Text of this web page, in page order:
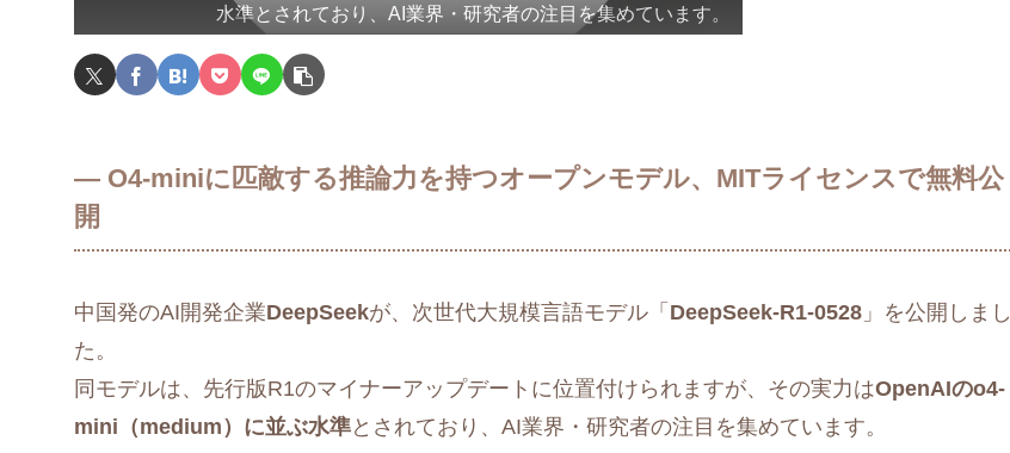
水準とされており、AI業界・研究者の注目を集めています。
― O4-miniに匹敵する推論力を持つオープンモデル、MITライセンスで無料公
開
中国発のAI開発企業DeepSeekが、次世代大規模言語モデル「 DeepSeek-R1-0528」を公開しまし
た。
同モデルは、先行版R1のマイナーアップデートに位置付けられますが、その実力はOpenAIのo4-
mini（medium）に並ぶ水準とされており、AI業界・研究者の注目を集めています。